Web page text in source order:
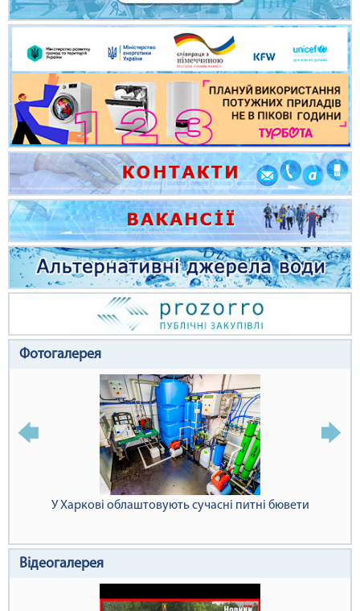
Фотогалерея
У Харкові облаштовують сучасні питні бювети
Відеогалерея